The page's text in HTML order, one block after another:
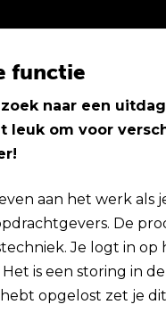
1 minuut
functie
naar een
leuk om voor
aan het werk als
De
Je logt in op
is een storing in
opgelost zet je